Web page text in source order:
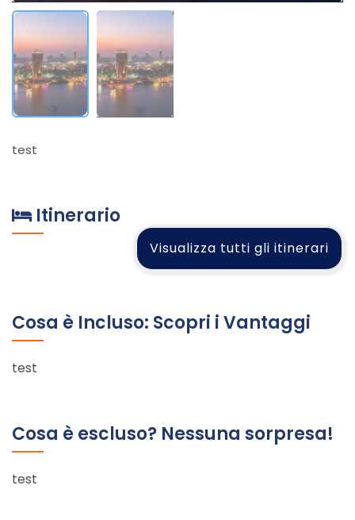
test
Itinerario
Visualizza tutti gli itinerari
Cosa è Incluso: Scopri i Vantaggi
test
Cosa è escluso? Nessuna sorpresa!
test